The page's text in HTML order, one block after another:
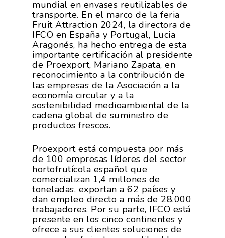
mundial en envases reutilizables de
transporte. En el marco de la feria
Fruit Attraction 2024, la directora de
IFCO en España y Portugal, Lucia
Aragonés, ha hecho entrega de esta
importante certificación al presidente
de Proexport, Mariano Zapata, en
reconocimiento a la contribución de
las empresas de la Asociación a la
economía circular y a la
sostenibilidad medioambiental de la
cadena global de suministro de
productos frescos.
Proexport está compuesta por más
de 100 empresas líderes del sector
hortofrutícola español que
comercializan 1,4 millones de
toneladas, exportan a 62 países y
dan empleo directo a más de 28.000
trabajadores. Por su parte, IFCO está
presente en los cinco continentes y
ofrece a sus clientes soluciones de